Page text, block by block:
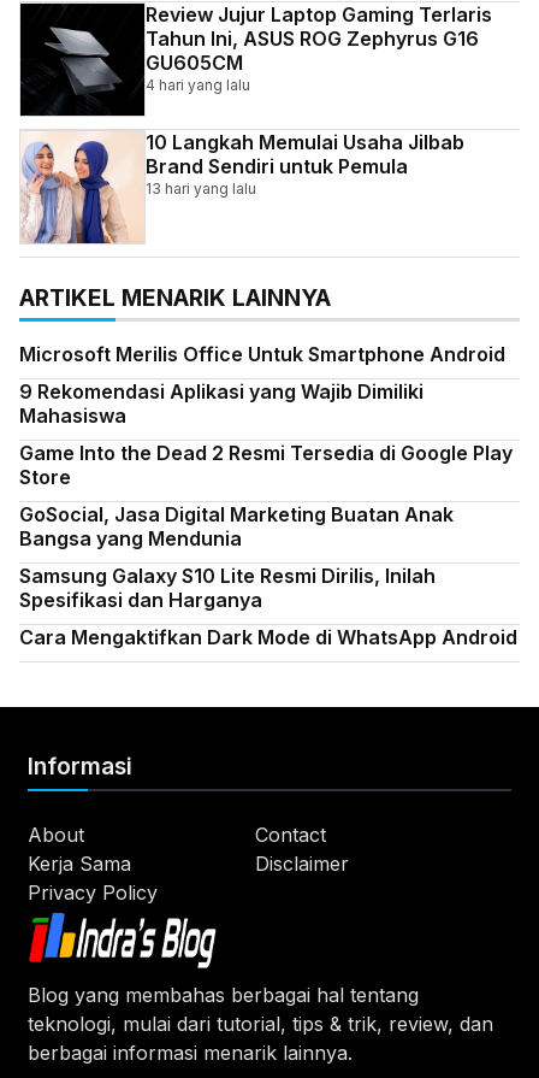
Review Jujur Laptop Gaming Terlaris
Tahun Ini, ASUS ROG Zephyrus G16
GU605CM
4 hari yang lalu
10 Langkah Memulai Usaha Jilbab
Brand Sendiri untuk Pemula
13 hari yang lalu
ARTIKEL MENARIK LAINNYA
Microsoft Merilis Office Untuk Smartphone Android
9 Rekomendasi Aplikasi yang Wajib Dimiliki
Mahasiswa
Game Into the Dead 2 Resmi Tersedia di Google Play
Store
GoSocial, Jasa Digital Marketing Buatan Anak
Bangsa yang Mendunia
Samsung Galaxy S10 Lite Resmi Dirilis, Inilah
Spesifikasi dan Harganya
Cara Mengaktifkan Dark Mode di WhatsApp Android
Blog yang membahas berbagai hal tentang
teknologi, mulai dari tutorial, tips & trik, review, dan
berbagai informasi menarik lainnya.
Informasi
About
Contact
Kerja Sama
Disclaimer
Privacy Policy